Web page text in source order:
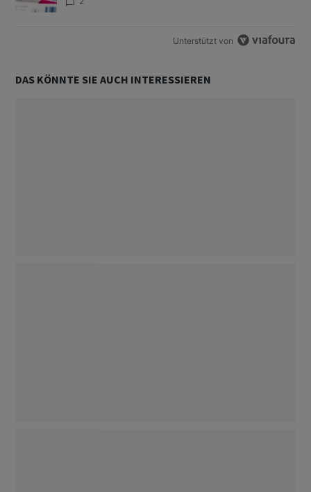
Unterstützt von
DAS KÖNNTE SIE AUCH INTERESSIEREN